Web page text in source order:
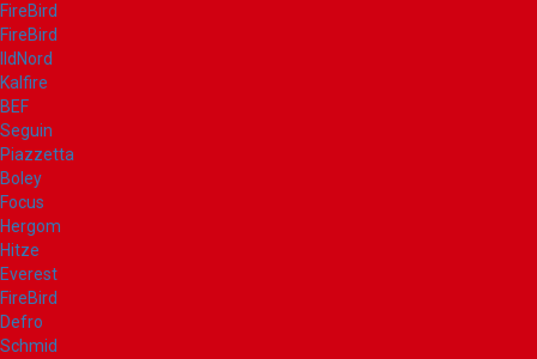
FireBird
FireBird
IldNord
Kalfire
BEF
Seguin
Piazzetta
Boley
Focus
Hergom
Hitze
Everest
FireBird
Defro
Schmid